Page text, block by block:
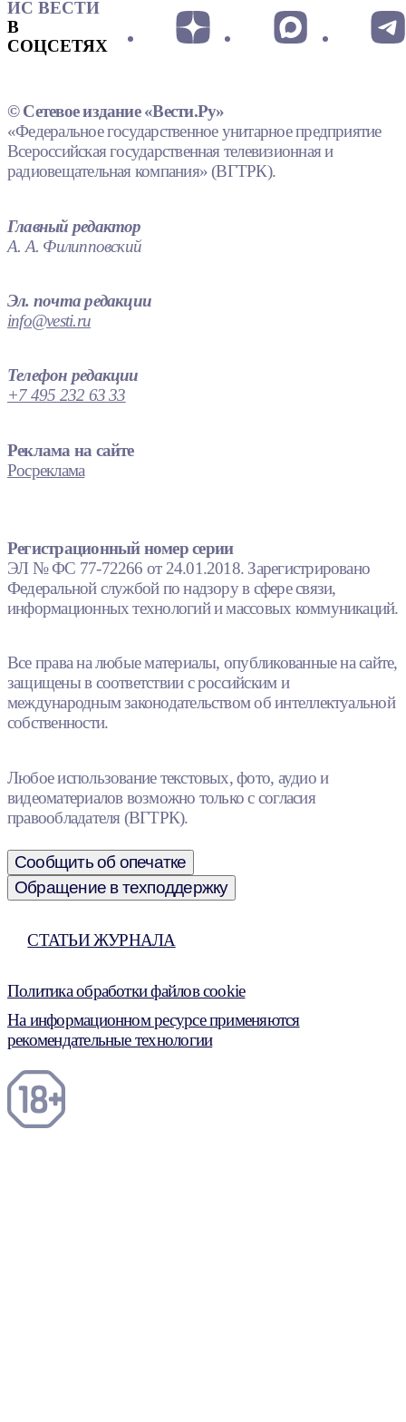
ИС ВЕСТИ
В
СОЦСЕТЯХ
© Сетевое издание «Вести.Ру»
«Федеральное государственное унитарное предприятие
Всероссийская государственная телевизионная и
радиовещательная компания» (ВГТРК).
Главный редактор
А. А. Филипповский
Эл. почта редакции
info@vesti.ru
Телефон редакции
+7 495 232 63 33
Реклама на сайте
Росреклама
Регистрационный номер серии
ЭЛ № ФС 77-72266 от 24.01.2018. Зарегистрировано
Федеральной службой по надзору в сфере связи,
информационных технологий и массовых коммуникаций.
Все права на любые материалы, опубликованные на сайте,
защищены в соответствии с российским и
международным законодательством об интеллектуальной
собственности.
Любое использование текстовых, фото, аудио и
видеоматериалов возможно только с согласия
правообладателя (ВГТРК).
Сообщить об опечатке
Обращение в техподдержку
СТАТЬИ ЖУРНАЛА
Политика обработки файлов cookie
На информационном ресурсе применяются
рекомендательные технологии